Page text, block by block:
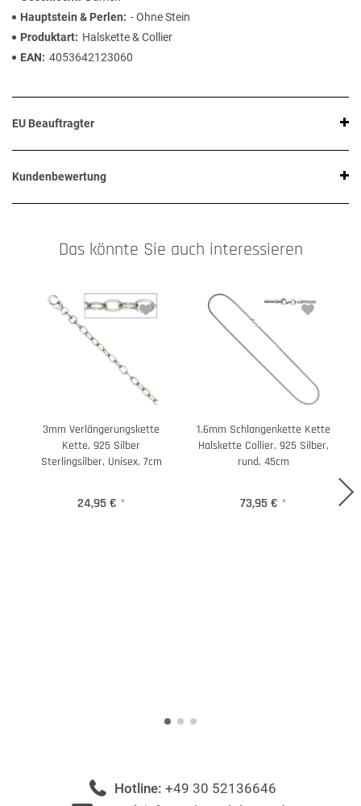
Hauptstein & Perlen
- Ohne Stein
Produktart
Halskette & Collier
EAN
4053642123060
EU Beauftragter
Kundenbewertung
Das könnte Sie auch interessieren
3mm Verlängerungskette
Kette, 925 Silber
Sterlingsilber, Unisex, 7cm
24,95 € *
1,6mm Schlangenkette Kette
Halskette Collier, 925 Silber,
rund, 45cm
73,95 € *
Hotline: +49 30 52136646